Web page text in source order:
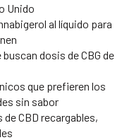
Unido
al líquido para
dosis de CBG de
que prefieren los
sin sabor
CBD recargables,